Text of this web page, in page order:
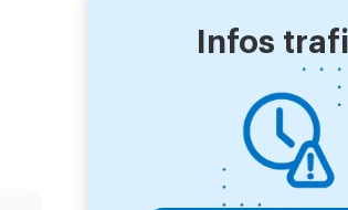
Infos